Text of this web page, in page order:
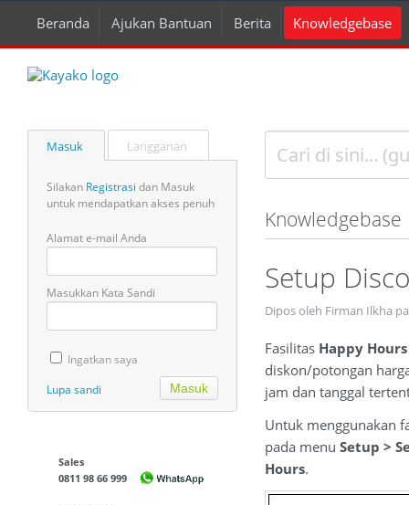
Beranda Ajukan Bantuan Berita Knowledgebase
Masuk Langganan
Silakan Registrasi dan Masuk
untuk mendapatkan akses penuh
Alamat e-mail Anda
Masukkan Kata Sandi
Ingatkan saya
Lupa sandi
Sales
0811 98 66 999
Knowledgebase
Setup
Dipos oleh Firman Ilkha
Fasilitas Happy
diskon/potongan
jam dan tanggal
Untuk menggunakan
pada menu Setup >
Hours.